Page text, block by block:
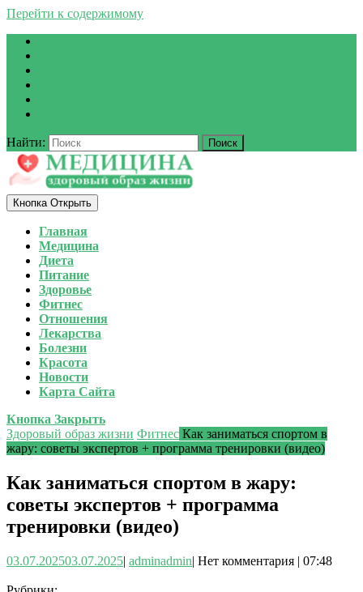
Перейти к содержимому
Найти:
Кнопка Открыть
Главная
Медицина
Диета
Питание
Здоровье
Фитнес
Отношения
Лекарства
Болезни
Красота
Новости
Карта Сайта
Кнопка Закрыть
Здоровый образ жизни Фитнес Как заниматься спортом в
жару: советы экспертов + программа тренировки (видео)
Как заниматься спортом в жару:
советы экспертов + программа
тренировки (видео)
03.07.202503.07.2025| adminadmin| Нет комментария | 07:48